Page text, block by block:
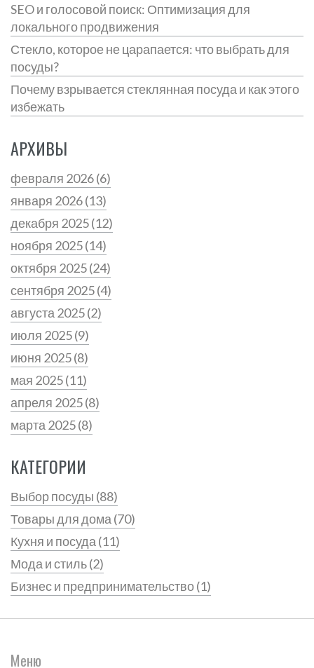
SEO и голосовой поиск: Оптимизация для
локального продвижения
Стекло, которое не царапается: что выбрать для
посуды?
Почему взрывается стеклянная посуда и как этого
избежать
АРХИВЫ
февраля 2026(6)
января 2026(13)
декабря 2025(12)
ноября 2025(14)
октября 2025(24)
сентября 2025(4)
августа 2025(2)
июля 2025(9)
июня 2025(8)
мая 2025(11)
апреля 2025(8)
марта 2025(8)
КАТЕГОРИИ
Выбор посуды (88)
Товары для дома (70)
Кухня и посуда (11)
Мода и стиль(2)
Бизнес и предпринимательство(1)
Меню